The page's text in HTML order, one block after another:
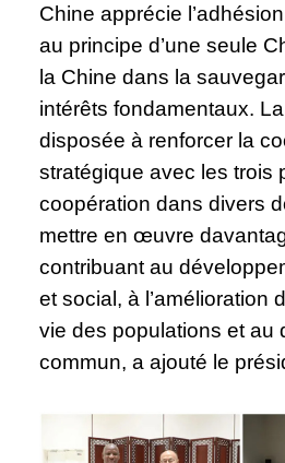
Chine apprécie
au principe d’une seule
la Chine dans la
intérêts fondamentaux.
disposée à renforcer la
stratégique avec les trois
coopération dans divers
mettre en œuvre
contribuant au
et social, à l’amélioration
vie des populations et au
commun, a ajouté le